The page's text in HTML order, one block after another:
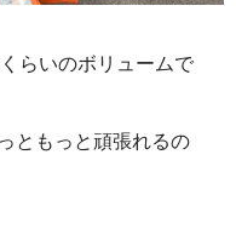
らいのボリュームで
ともっと頑張れるの